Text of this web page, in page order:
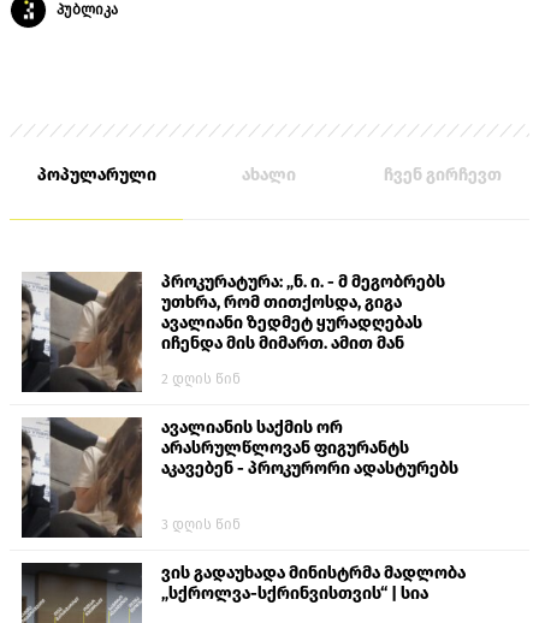
პუბლიკა
პოპულარული ახალი ჩვენ გირჩევთ
პროკურატურა: „ნ. ი. - მ მეგობრებს
უთხრა, რომ თითქოსდა, გიგა
ავალიანი ზედმეტ ყურადღებას
იჩენდა მის მიმართ. ამით მან
თავს დასხმოდა გიგა ავალიანს“
2 დღის წინ
ავალიანის საქმის ორ
არასრულწლოვან ფიგურანტს
აკავებენ - პროკურორი ადასტურებს
3 დღის წინ
ვის გადაუხადა მინისტრმა მადლობა
„სქროლვა-სქრინვისთვის“ | სია